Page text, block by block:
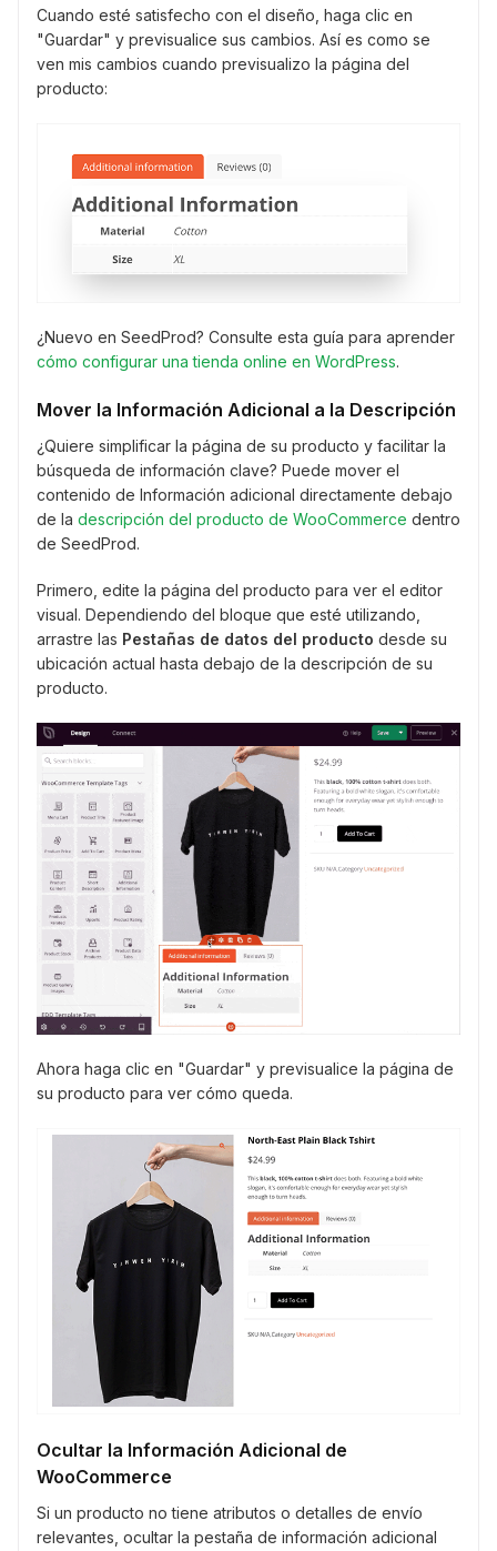
Cuando esté satisfecho con el diseño, haga clic en
"Guardar" y previsualice sus cambios. Así es como se
ven mis cambios cuando previsualizo la página del
producto:
¿Nuevo en SeedProd? Consulte esta guía para aprender
cómo configurar una tienda online en WordPress.
Mover la Información Adicional a la Descripción
¿Quiere simplificar la página de su producto y facilitar la
búsqueda de información clave? Puede mover el
contenido de Información adicional directamente debajo
de la descripción del producto de WooCommerce dentro
de SeedProd.
Primero, edite la página del producto para ver el editor
visual. Dependiendo del bloque que esté utilizando,
arrastre las Pestañas de datos del producto desde su
ubicación actual hasta debajo de la descripción de su
producto.
Ahora haga clic en "Guardar" y previsualice la página de
su producto para ver cómo queda.
Ocultar la Información Adicional de
WooCommerce
Si un producto no tiene atributos o detalles de envío
relevantes, ocultar la pestaña de información adicional